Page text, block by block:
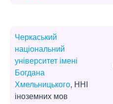
Черкаський
національний
університет імені
Богдана
Хмельницького, ННІ
іноземних мов